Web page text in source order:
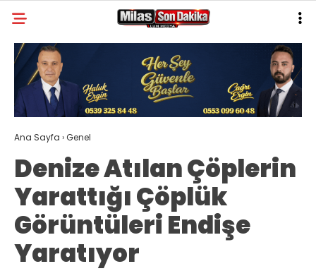
29.8
GALERİ YAZARLAR
MILAS
MUĞLA’DAN
ASAYIŞ
GÜNDEM
EKONOMI
SPOR
Ana Sayfa ›Genel
Denize Atılan Çöplerin
Yarattığı Çöplük
Görüntüleri Endişe
Yaratıyor